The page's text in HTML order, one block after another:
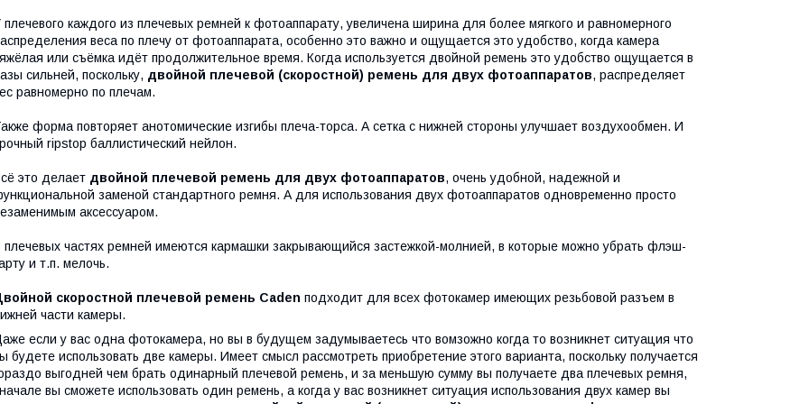
плечевого каждого из плечевых ремней к фотоаппарату, увеличена ширина для более мягкого и равномерного
веса по плечу от фотоаппарата, особенно это важно и ощущается это удобство, когда камера
или съёмка идёт продолжительное время. Когда используется двойной ремень это удобство ощущается в
сильней, поскольку, двойной плечевой (скоростной) ремень для двух фотоаппаратов, распределяет
равномерно по плечам.
форма повторяет анотомические изгибы плеча-торса. А сетка с нижней стороны улучшает воздухообмен. И
ripstop баллистический нейлон.
это делает двойной плечевой ремень для двух фотоаппаратов, очень удобной, надежной и
заменой стандартного ремня. А для использования двух фотоаппаратов одновременно просто
аксессуаром.
плечевых частях ремней имеются кармашки закрывающийся застежкой-молнией, в которые можно убрать флэш-
и т.п. мелочь.
скоростной плечевой ремень Caden подходит для всех фотокамер имеющих резьбовой разъем в
части камеры.
если у вас одна фотокамера, но вы в будущем задумываетесь что вомзожно когда то возникнет ситуация что
будете использовать две камеры. Имеет смысл рассмотреть приобретение этого варианта, поскольку получается
выгодней чем брать одинарный плечевой ремень, и за меньшую сумму вы получаете два плечевых ремня,
вы сможете использовать один ремень, а когда у вас возникнет ситуация использования двух камер вы